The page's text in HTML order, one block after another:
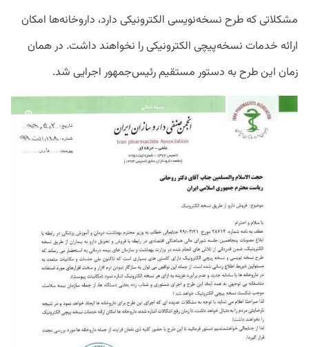
مشکلاتی که طرح نسخه‌نویسی الکترونیکی دارد، داروخانه‌ها امکان
ارائه خدمات نسخه‌پیچی الکترونیکی را نخواهند داشت. در همان
زمان این طرح به دستور مستقیم رئیس‌جمهور اجرایی شد.